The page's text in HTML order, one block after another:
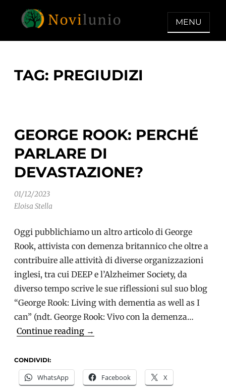
NOVILUNIO
Un aiuto con concreto dopo la
MENU
TAG: PREGIUDIZI
GEORGE ROOK: PERCHÉ
PARLARE DI
DEVASTAZIONE?
01/12/2023
Eloisa Stella
Oggi pubblichiamo un altro articolo di George
Rook, attivista con demenza britannico che oltre a
contribuire alle attività di diverse organizzazioni
inglesi, tra cui DEEP e l’Alzheimer Society, da
diverso tempo scrive le sue riflessioni sul suo blog
“George Rook: Living with dementia as well as I
can” (ndt. George Rook: Vivo con la demenza…
Continue reading George
parlare
di
→
CONDIVIDI:
WhatsApp Facebook X